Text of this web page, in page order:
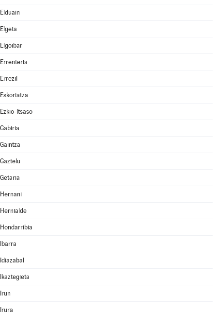
Elduain
Elgeta
Elgoibar
Errenteria
Errezil
Eskoriatza
Ezkio-Itsaso
Gabiria
Gaintza
Gaztelu
Getaria
Hernani
Hernialde
Hondarribia
Ibarra
Idiazabal
Ikaztegieta
Irun
Irura